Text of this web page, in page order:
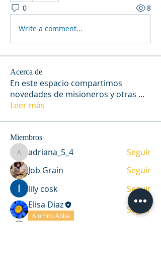
0 8
Write a comment...
Acerca de
En este espacio compartimos
novedades de misioneros y otras ...
Leer más
Miembros
adriana_5_4
adriana_5_4
Seguir
Job Grain
Seguir
lily cosk
Seguir
Elisa Diaz
Alumno Abba
Seguir